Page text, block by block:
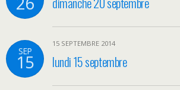
SEP
15
15 SEPTEMBRE 2014
lundi 15 septembre